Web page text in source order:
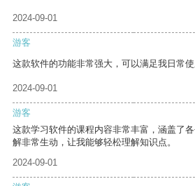
2024-09-01
游客
这款软件的功能非常强大，可以满足我日常使
2024-09-01
游客
这款学习软件的课程内容非常丰富，涵盖了
解非常生动，让我能够轻松理解知识点。
2024-09-01